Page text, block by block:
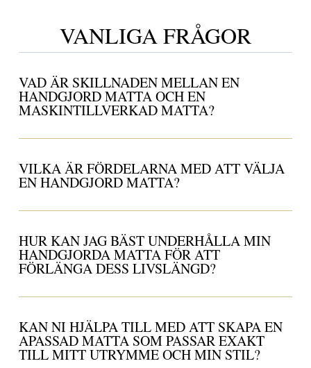
VANLIGA FRÅGOR
VAD ÄR SKILLNADEN MELLAN EN
HANDGJORD MATTA OCH EN
MASKINTILLVERKAD MATTA?
VILKA ÄR FÖRDELARNA MED ATT VÄLJA
EN HANDGJORD MATTA?
HUR KAN JAG BÄST UNDERHÅLLA MIN
HANDGJORDA MATTA FÖR ATT
FÖRLÄNGA DESS LIVSLÄNGD?
KAN NI HJÄLPA TILL MED ATT SKAPA EN
APASSAD MATTA SOM PASSAR EXAKT
TILL MITT UTRYMME OCH MIN STIL?